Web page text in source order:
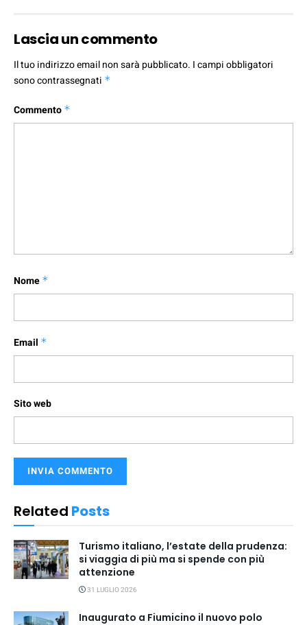
Lascia un commento
Il tuo indirizzo email non sarà pubblicato. I campi obbligatori
sono contrassegnati *
Commento *
Nome *
Email *
Sito web
Related Posts
Turismo italiano, l’estate della prudenza:
si viaggia di più ma si spende con più
attenzione
31 LUGLIO 2026
Inaugurato a Fiumicino il nuovo polo